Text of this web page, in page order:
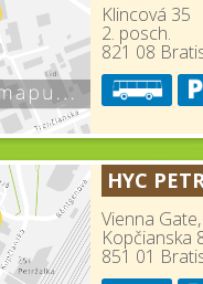
Klincová 35
2. posch.
821 08
HYC
Vienna
Kopčianska
851 01